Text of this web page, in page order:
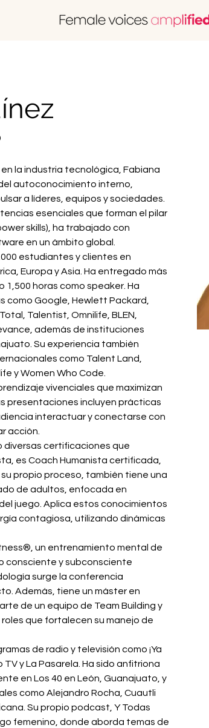
la industria tecnológica, Fabiana
autoconocimiento interno,
a líderes, equipos y sociedades.
esenciales que forman el pilar
skills), ha trabajado con
en un ámbito global.
estudiantes y clientes en
Europa y Asia. Ha entregado más
horas como speaker. Ha
como Google, Hewlett Packard,
Talentist, Omnilife, BLEN,
además de instituciones
Su experiencia también
como Talent Land,
y Women Who Code.
vivenciales que maximizan
presentaciones incluyen prácticas
interactuar y conectarse con
acción.
diversas certificaciones que
es Coach Humanista certificada,
propio proceso, también tiene una
de adultos, enfocada en
juego. Aplica estos conocimientos
contagiosa, utilizando dinámicas
un entrenamiento mental de
consciente y subconsciente
surge la conferencia
Además, tiene un máster en
de un equipo de Team Building y
que fortalecen su manejo de
de radio y televisión como ¡Ya
y La Pasarela. Ha sido anfitriona
en Los 40 en León, Guanajuato, y
como Alejandro Rocha, Cuautli
Su propio podcast, Y Todas
femenino, donde aborda temas de